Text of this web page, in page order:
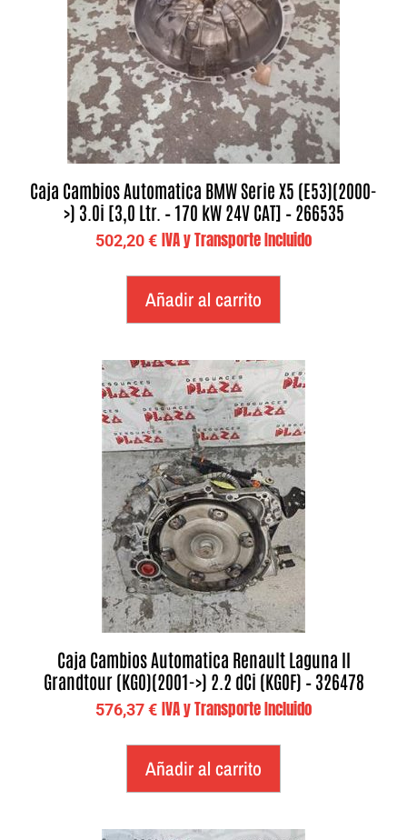
Caja Cambios Automatica BMW Serie X5 (E53)(2000-
>) 3.0i [3,0 Ltr. – 170 kW 24V CAT] – 266535
502,20€ IVA y Transporte Incluido
Añadir al carrito
Caja Cambios Automatica Renault Laguna II
Grandtour (KG0)(2001->) 2.2 dCi (KG0F) – 326478
576,37€ IVA y Transporte Incluido
Añadir al carrito